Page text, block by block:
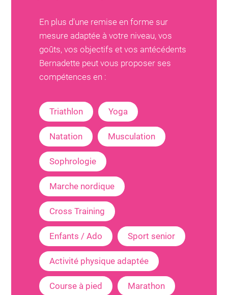
En plus d'une remise en forme sur
mesure adaptée à votre niveau, vos
goûts, vos objectifs et vos antécédents
Bernadette peut vous proposer ses
compétences en :
Triathlon Yoga
Natation Musculation
Sophrologie
Marche nordique
Cross Training
Enfants / Ado Sport senior
Activité physique adaptée
Course à pied Marathon